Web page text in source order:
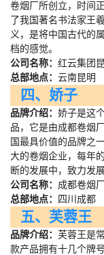
卷烟厂所创立，时间
了我国著名书法家王
义，是将中国古代的
档的感觉。
公司名称： 红云集团
总部地点： 云南昆明
四、娇子
品牌介绍： 娇子是这
品，它是由成都卷烟
国最具价值的品牌之
大的卷烟企业，每年
断的发展中，致力发
公司名称： 成都卷烟厂
总部地点：
四川成都
五、芙蓉王
品牌介绍： 芙蓉王是
款产品拥有十几个牌